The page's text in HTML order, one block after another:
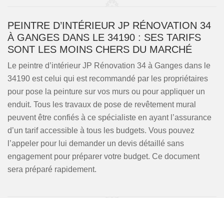
PEINTRE D’INTÉRIEUR JP RÉNOVATION 34
À GANGES DANS LE 34190 : SES TARIFS
SONT LES MOINS CHERS DU MARCHÉ
Le peintre d’intérieur JP Rénovation 34 à Ganges dans le
34190 est celui qui est recommandé par les propriétaires
pour pose la peinture sur vos murs ou pour appliquer un
enduit. Tous les travaux de pose de revêtement mural
peuvent être confiés à ce spécialiste en ayant l’assurance
d’un tarif accessible à tous les budgets. Vous pouvez
l’appeler pour lui demander un devis détaillé sans
engagement pour préparer votre budget. Ce document
sera préparé rapidement.